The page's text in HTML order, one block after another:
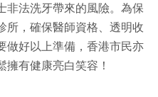
非法洗牙帶來的風險。為保
所，確保醫師資格、透明收
做好以上準備，香港市民亦
擁有健康亮白笑容！